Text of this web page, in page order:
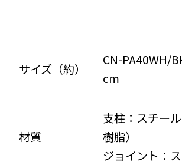
サイズ（約）
CN-PA40WH/
cm
材質
支柱：スチー
樹脂）
ジョイント：